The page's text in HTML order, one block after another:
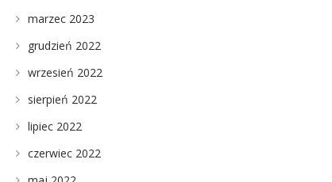
marzec 2023
grudzień 2022
wrzesień 2022
sierpień 2022
lipiec 2022
czerwiec 2022